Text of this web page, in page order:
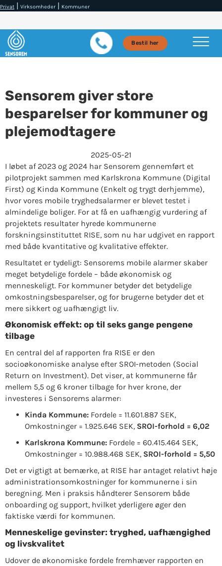
Privat | Virksomheder | Kommuner
Bestil her
Sensorem giver store
besparelser for kommuner og
plejemodtagere
2025-05-21
I løbet af 2023 og 2024 har Sensorem gennemført et
pilotprojekt sammen med Karlskrona Kommune (Digital
First) og Kinda Kommune (Enkelt og trygt derhjemme),
hvor vores mobile tryghedsalarmer er blevet testet i
almindelige boliger. For at få en uafhængig vurdering af
projektets resultater hyrede kommunerne
forskningsinstituttet RISE, som nu har udgivet en rapport
med både kvantitative og kvalitative effekter.
Resultatet er tydeligt: ​​Sensorems mobile alarmer skaber
meget betydelige fordele – både økonomisk og
menneskeligt. For kommuner betyder det betydelige
omkostningsbesparelser, og for brugerne betyder det et
mere sikkert og uafhængigt liv.
Økonomisk effekt: op til seks gange pengene
tilbage
En central del af rapporten fra RISE er den
socioøkonomiske analyse efter SROI-metoden (Social
Return on Investment). Det viser, at kommunerne får
mellem 5,5 og 6 kroner tilbage for hver krone, der
investeres i Sensorems alarmer:
Kinda Kommune:Fordele = 11.601.887 SEK,
Omkostninger = 1.925.646 SEK, SROI-forhold = 6,02
Karlskrona Kommune:Fordele = 60.415.464 SEK,
Omkostninger = 10.988.468 SEK, SROI-forhold = 5,50
Det er vigtigt at bemærke, at RISE har antaget relativt høje
administrationsomkostninger for kommunerne i sin
beregning. Men i praksis håndterer Sensorem både
onboarding og support, hvilket yderligere øger den
faktiske værdi for kommunen.
Menneskelige gevinster: tryghed, uafhængighed
og livskvalitet
Udover de økonomiske fordele fremhæver rapporten en